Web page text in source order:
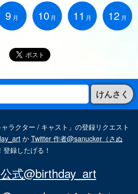
9 月 10 月 11 月 12 月
けんさく
ラクター / キャスト」の登録リクエスト
かTwitter 作者@sanucker（さぬ
録したげる！
式@birthday_art